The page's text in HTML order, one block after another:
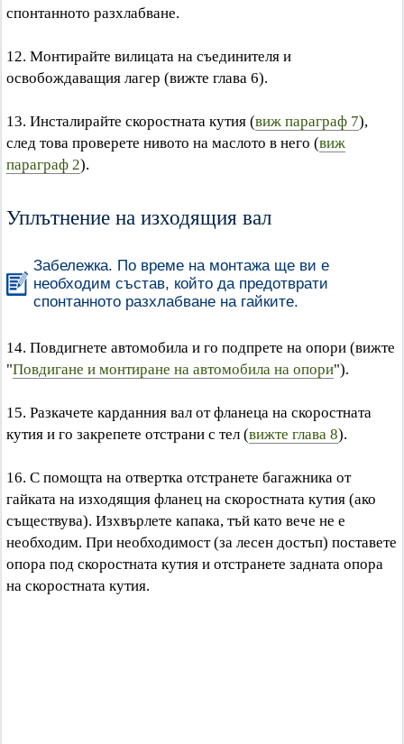
спонтанното разхлабване.
12. Монтирайте вилицата на съединителя и
освобождаващия лагер (вижте глава 6).
13. Инсталирайте скоростната кутия (виж параграф 7),
след това проверете нивото на маслото в него (виж
параграф 2).
Уплътнение на изходящия вал
Забележка. По време на монтажа ще ви е
необходим състав, който да предотврати
спонтанното разхлабване на гайките.
14. Повдигнете автомобила и го подпрете на опори (вижте
"Повдигане и монтиране на автомобила на опори").
15. Разкачете карданния вал от фланеца на скоростната
кутия и го закрепете отстрани с тел (вижте глава 8).
16. С помощта на отвертка отстранете багажника от
гайката на изходящия фланец на скоростната кутия (ако
съществува). Изхвърлете капака, тъй като вече не е
необходим. При необходимост (за лесен достъп) поставете
опора под скоростната кутия и отстранете задната опора
на скоростната кутия.